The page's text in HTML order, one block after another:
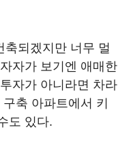
되겠지만 너무 멀
자가 보기엔 애매한
자가 아니라면 차라
축 아파트에서 키
도 있다.